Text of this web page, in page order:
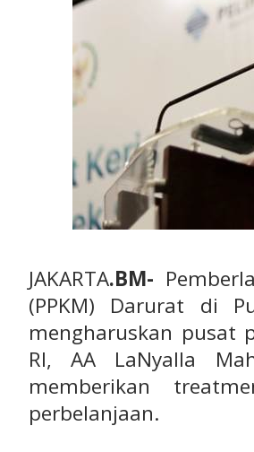
JAKARTA.BM-
(PPKM) Darurat di
mengharuskan pusat
RI, AA LaNyalla
memberikan
perbelanjaan.